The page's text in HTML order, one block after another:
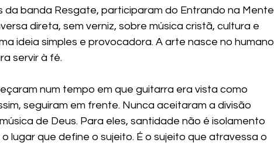
da banda Resgate, participaram do Entrando na Mente
direta, sem verniz, sobre música cristã, cultura e
ideia simples e provocadora. A arte nasce no humano
servir à fé.
num tempo em que guitarra era vista como
seguiram em frente. Nunca aceitaram a divisão
de Deus. Para eles, santidade não é isolamento
lugar que define o sujeito. É o sujeito que atravessa o